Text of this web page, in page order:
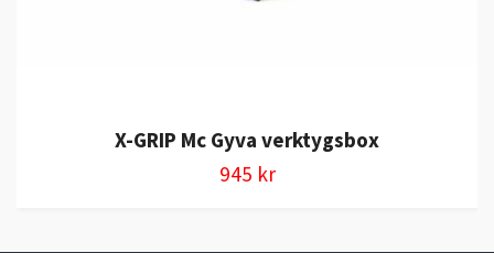
X-GRIP Mc Gyva verktygsbox
945 kr